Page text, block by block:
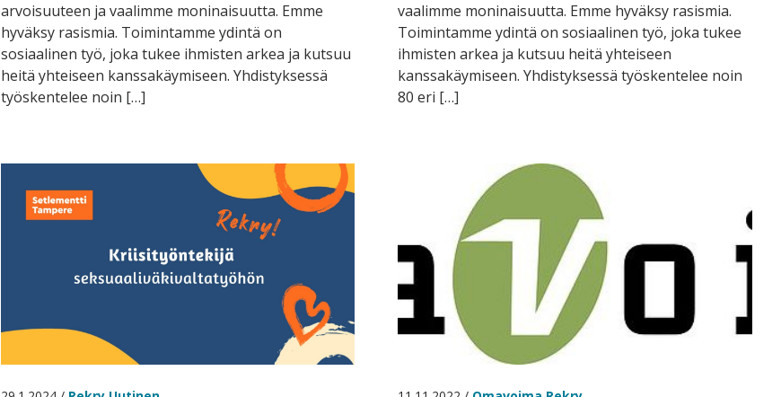
arvoisuuteen ja vaalimme moninaisuutta. Emme
hyväksy rasismia. Toimintamme ydintä on
sosiaalinen työ, joka tukee ihmisten arkea ja kutsuu
heitä yhteiseen kanssakäymiseen. Yhdistyksessä
työskentelee noin […]
vaalimme moninaisuutta. Emme hyväksy rasismia.
Toimintamme ydintä on sosiaalinen työ, joka tukee
ihmisten arkea ja kutsuu heitä yhteiseen
kanssakäymiseen. Yhdistyksessä työskentelee noin
80 eri […]